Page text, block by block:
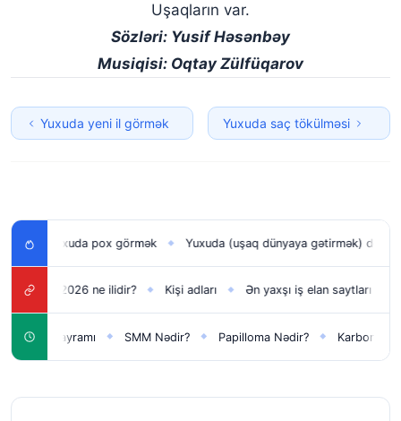
Uşaqların var.
Sözləri: Yusif Həsənbəy
Musiqisi: Oqtay Zülfüqarov
Yuxuda yeni il görmək Yuxuda saç tökülməsi
pox görmək ◆ Yuxuda (uşaq dünyaya gətirmək) doğmaq ◆
ne ilidir​? ◆ Kişi adları ◆ Ən yaxşı iş elan saytları – İş tapmaq
SMM Nədir? ◆ Papilloma Nədir? ◆ Karbonat Nədir?